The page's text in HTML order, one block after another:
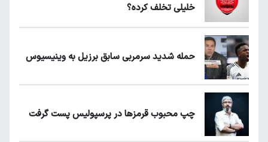
خلیلی تخلف کرده؟
حمله شدید سرمربی سابق برزیل به وینیسیوس
چپ محبوب قرمزها در پرسپولیس پست گرفت